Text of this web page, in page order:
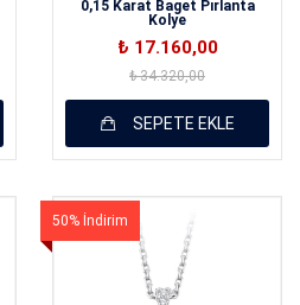
0,15 Karat Baget Pırlanta
Kolye
₺ 17.160,00
₺ 34.320,00
SEPETE EKLE
50% İndirim